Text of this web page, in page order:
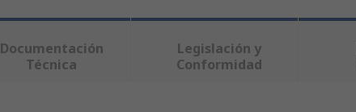
Documentación
Técnica
Legislación y
Conformidad